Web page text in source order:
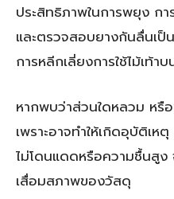
ประสิทธิภาพในการพยุง กา
และตรวจสอบยางกันลื่นเ
การหลีกเลี่ยงการใช้ไม้เท้า
หากพบว่าส่วนใดหลวม หรื
เพราะอาจทำให้เกิดอุบัติเห
ไม่โดนแดดหรือความชื้นสูง
เสื่อมสภาพของวัสดุ